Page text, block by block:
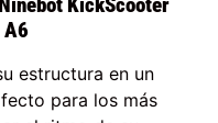
KickScooter
A6
estructura en un
para los más